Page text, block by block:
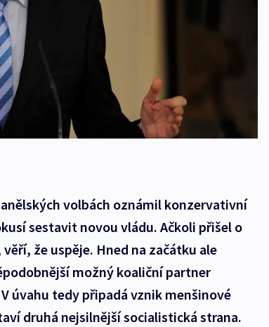
volbách oznámil konzervativní
sestavit novou vládu. Ačkoli přišel o
že uspěje. Hned na začátku ale
možný koaliční partner
úvahu tedy připadá vznik menšinové
druhá nejsilnější socialistická strana.